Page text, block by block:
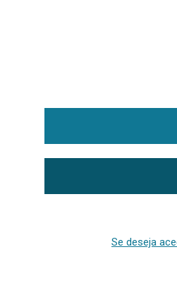
Se deseja